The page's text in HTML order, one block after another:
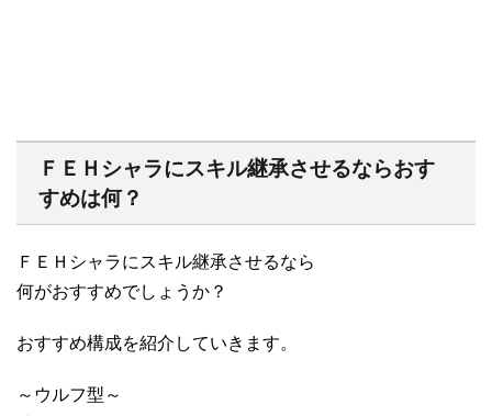
ＦＥＨシャラにスキル継承させるならおす
すめは何？
ＦＥＨシャラにスキル継承させるなら
何がおすすめでしょうか？
おすすめ構成を紹介していきます。
～ウルフ型～